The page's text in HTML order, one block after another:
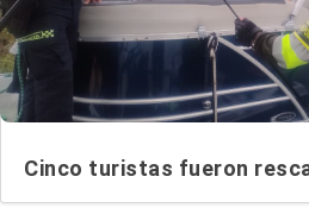
Cinco turistas fueron